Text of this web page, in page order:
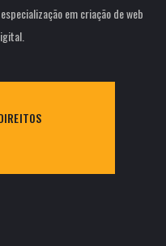
em criação de web